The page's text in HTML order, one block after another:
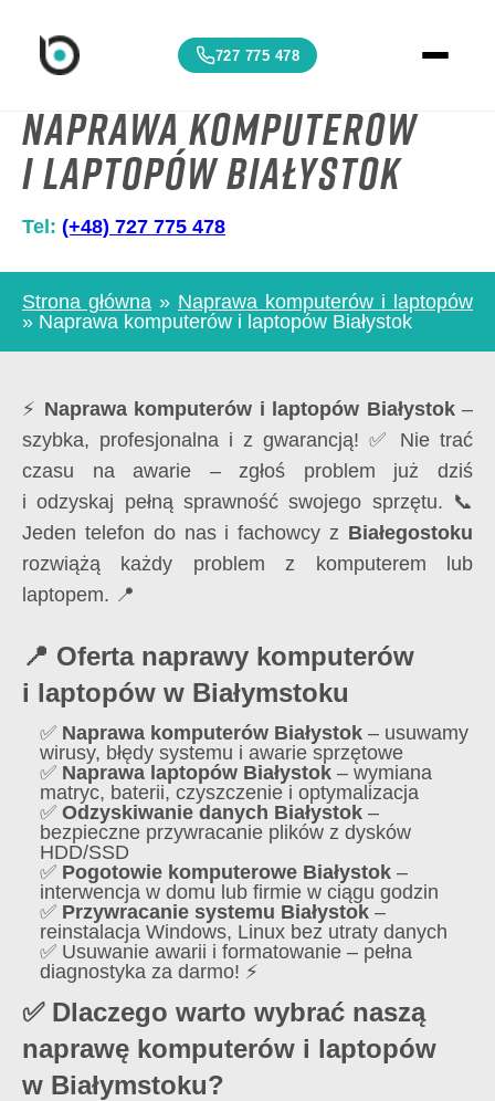
727 775 478
Naprawa komputerów
i laptopów Białystok
Tel: (+48) 727 775 478
Strona główna » Naprawa komputerów i laptopów
» Naprawa komputerów i laptopów Białystok
⚡ Naprawa komputerów i laptopów Białystok–
szybka, profesjonalna i z gwarancją! ✅ Nie trać
czasu na awarie – zgłoś problem już dziś
i odzyskaj pełną sprawność swojego sprzętu. 📞
Jeden telefon do nas i fachowcy z Białegostoku
rozwiążą każdy problem z komputerem lub
laptopem. 📍
📍 Oferta naprawy komputerów
i laptopów w Białymstoku
✅ Naprawa komputerów Białystok – usuwamy
wirusy, błędy systemu i awarie sprzętowe
✅ Naprawa laptopów Białystok – wymiana
matryc, baterii, czyszczenie i optymalizacja
✅ Odzyskiwanie danych Białystok –
bezpieczne przywracanie plików z dysków
HDD/SSD
✅ Pogotowie komputerowe Białystok –
interwencja w domu lub firmie w ciągu godzin
✅ Przywracanie systemu Białystok –
reinstalacja Windows, Linux bez utraty danych
✅ Usuwanie awarii i formatowanie – pełna
diagnostyka za darmo! ⚡
✅ Dlaczego warto wybrać naszą
naprawę komputerów i laptopów
w Białymstoku?